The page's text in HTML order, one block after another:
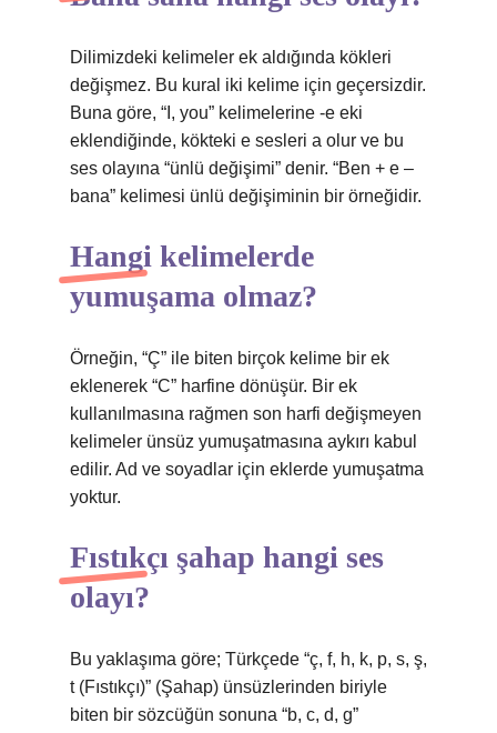
Dilimizdeki kelimeler ek aldığında kökleri
değişmez. Bu kural iki kelime için geçersizdir.
Buna göre, “I, you” kelimelerine -e eki
eklendiğinde, kökteki e sesleri a olur ve bu
ses olayına “ünlü değişimi” denir. “Ben + e –
bana” kelimesi ünlü değişiminin bir örneğidir.
Hangi kelimelerde
yumuşama olmaz?
Örneğin, “Ç” ile biten birçok kelime bir ek
eklenerek “C” harfine dönüşür. Bir ek
kullanılmasına rağmen son harfi değişmeyen
kelimeler ünsüz yumuşatmasına aykırı kabul
edilir. Ad ve soyadlar için eklerde yumuşatma
yoktur.
Fıstıkçı şahap hangi ses
olayı?
Bu yaklaşıma göre; Türkçede “ç, f, h, k, p, s, ş,
t (Fıstıkçı)” (Şahap) ünsüzlerinden biriyle
biten bir sözcüğün sonuna “b, c, d, g”